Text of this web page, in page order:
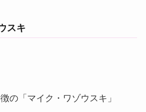
スキ
の「マイク・ワゾウスキ」